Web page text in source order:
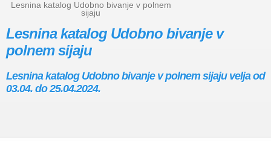
Lesnina katalog Udobno bivanje v polnem
sijaju
Lesnina katalog Udobno bivanje v
polnem sijaju
Lesnina katalog Udobno bivanje v polnem sijaju velja od
03.04. do 25.04.2024.